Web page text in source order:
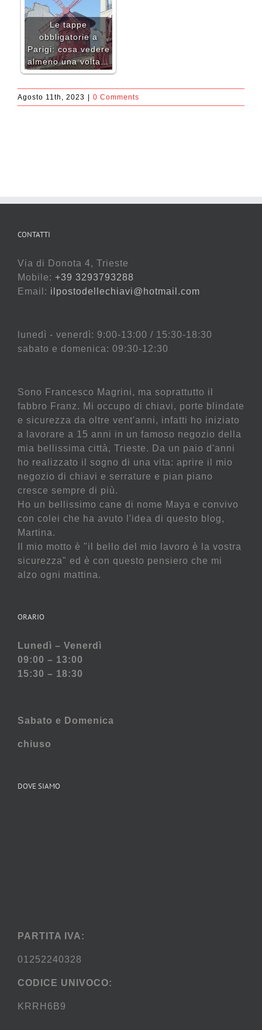
Le tappe
obbligatorie a
Parigi: cosa vedere
almeno una volta…
Agosto 11th, 2023 0 Comments
CONTATTI
Via di Donota 4, Trieste
Mobile: +39 3293793288
Email: ilpostodellechiavi@hotmail.com
lunedì - venerdì: 9:00-13:00 / 15:30-18:30
sabato e domenica: 09:30-12:30
Sono Francesco Magrini, ma soprattutto il
fabbro Franz. Mi occupo di chiavi, porte blindate
e sicurezza da oltre vent'anni, infatti ho iniziato
a lavorare a 15 anni in un famoso negozio della
mia bellissima città, Trieste. Da un paio d'anni
ho realizzato il sogno di una vita: aprire il mio
negozio di chiavi e serrature e pian piano
cresce sempre di più.
Ho un bellissimo cane di nome Maya e convivo
con colei che ha avuto l'idea di questo blog,
Martina.
Il mio motto è "il bello del mio lavoro è la vostra
sicurezza" ed è con questo pensiero che mi
alzo ogni mattina.
ORARIO
Lunedì – Venerdì
09:00 – 13:00
15:30 – 18:30
Sabato e Domenica
chiuso
DOVE SIAMO
PARTITA IVA:
01252240328
CODICE UNIVOCO:
KRRH6B9